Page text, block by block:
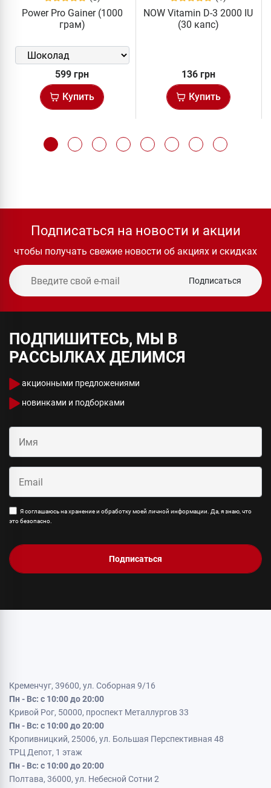
Power Pro Gainer (1000
грам)
599 грн
Купить
NOW Vitamin D-3 2000 IU
(30 капс)
136 грн
Купить
Подписаться на новости и акции
чтобы получать свежие новости об акциях и скидках
Подписаться
ПОДПИШИТЕСЬ, МЫ В
РАССЫЛКАХ ДЕЛИМСЯ
акционными предложениями
новинками и подборками
Я соглашаюсь на хранение и обработку моей личной информации. Да, я знаю, что
это безопасно.
Подписаться